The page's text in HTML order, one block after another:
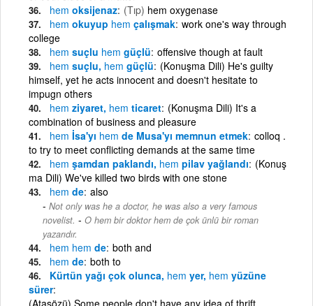
hem oksijenaz (Tıp) hem oxygenase
hem okuyup hem çalışmak work one's way through
college
hem suçlu hem güçlü offensive though at fault
hem suçlu, hem güçlü (Konuşma Dili) He's guilty
himself, yet he acts innocent and doesn't hesitate to
impugn others
hem ziyaret, hem ticaret (Konuşma Dili) It's a
combination of business and pleasure
hem İsa'yı hem de Musa'yı memnun etmek colloq .
to try to meet conflicting demands at the same time
hem şamdan paklandı, hem pilav yağlandı (Konuş
ma Dili) We've killed two birds with one stone
hem de also
Not only was he a doctor, he was also a very famous
novelist. - O hem bir doktor hem de çok ünlü bir roman
yazarıdır.
hem hem de both and
hem de both to
Kürtün yağı çok olunca, hem yer, hem yüzüne
sürer
(Atasözü) Some people don't have any idea of thrift